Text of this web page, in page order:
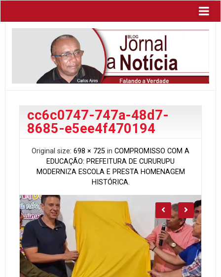
cc6c0747-747a-48d7-
8685-e5ee4f470194
Original size: 698 × 725 in COMPROMISSO COM A
EDUCAÇÃO: PREFEITURA DE CURURUPU
MODERNIZA ESCOLA E PRESTA HOMENAGEM
HISTÓRICA.